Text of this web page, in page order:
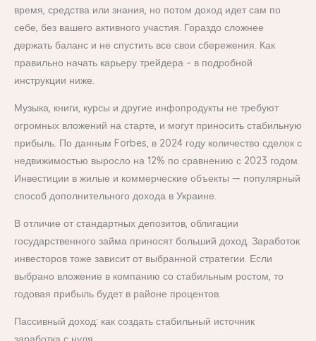
время, средства или знания, но потом доход идет сам по
себе, без вашего активного участия. Гораздо сложнее
держать баланс и не спустить все свои сбережения. Как
правильно начать карьеру трейдера – в подробной
инструкции ниже.
Музыка, книги, курсы и другие инфопродукты не требуют
огромных вложений на старте, и могут приносить стабильную
прибыль. По данным Forbes, в 2024 году количество сделок с
недвижимостью выросло на 12% по сравнению с 2023 годом.
Инвестиции в жилые и коммерческие объекты — популярный
способ дополнительного дохода в Украине.
В отличие от стандартных депозитов, облигации
государственного займа приносят больший доход. Заработок
инвесторов тоже зависит от выбранной стратегии. Если
выбрано вложение в компанию со стабильным ростом, то
годовая прибыль будет в районе процентов.
Пассивный доход: как создать стабильный источник